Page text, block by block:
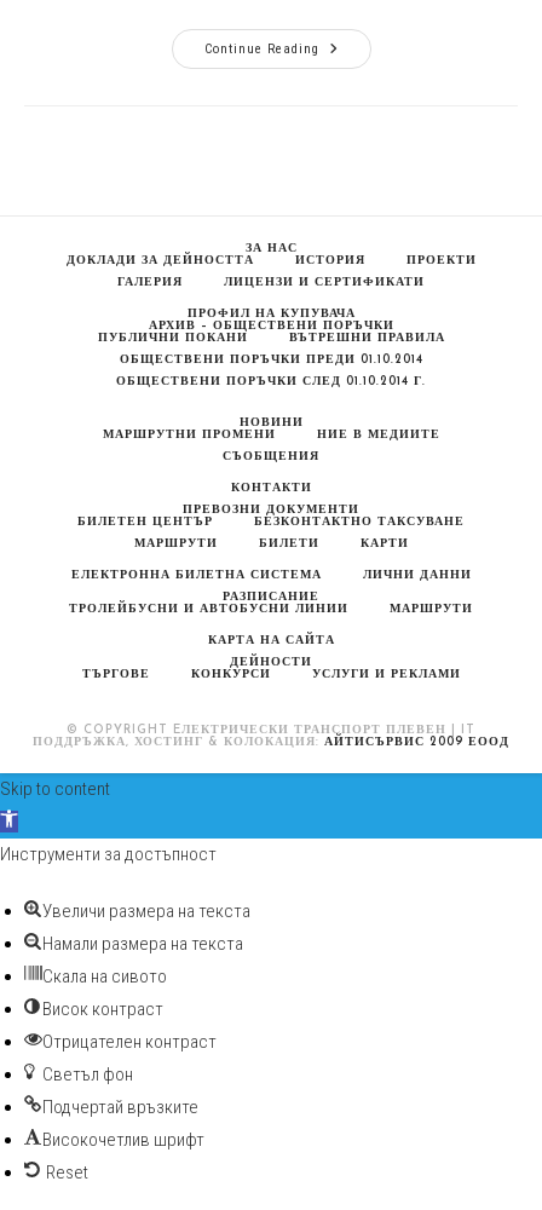
Continue Reading
Покупка
(доставка)
Група
ЗА НАС
ДОКЛАДИ ЗА ДЕЙНОСТТА
ИСТОРИЯ
ПРОЕКТИ
ГАЛЕРИЯ
ЛИЦЕНЗИ И СЕРТИФИКАТИ
ПРОФИЛ НА КУПУВАЧА
АРХИВ – ОБЩЕСТВЕНИ ПОРЪЧКИ
ПУБЛИЧНИ ПОКАНИ
ВЪТРЕШНИ ПРАВИЛА
ОБЩЕСТВЕНИ ПОРЪЧКИ ПРЕДИ 01.10.2014
ОБЩЕСТВЕНИ ПОРЪЧКИ СЛЕД 01.10.2014 Г.
НОВИНИ
МАРШРУТНИ ПРОМЕНИ
НИЕ В МЕДИИТЕ
СЪОБЩЕНИЯ
КОНТАКТИ
ПРЕВОЗНИ ДОКУМЕНТИ
БИЛЕТЕН ЦЕНТЪР
БЕЗКОНТАКТНО ТАКСУВАНЕ
МАРШРУТИ
БИЛЕТИ КАРТИ
ЕЛЕКТРОННА БИЛЕТНА СИСТЕМА
ЛИЧНИ ДАННИ
РАЗПИСАНИЕ
ТРОЛЕЙБУСНИ И АВТОБУСНИ ЛИНИИ
МАРШРУТИ
КАРТА НА САЙТА
ДЕЙНОСТИ
ТЪРГОВЕ
КОНКУРСИ УСЛУГИ И РЕКЛАМИ
© COPYRIGHT EЛЕКТРИЧЕСКИ ТРАНСПОРТ ПЛЕВЕН | IT
ПОДДРЪЖКА, ХОСТИНГ & КОЛОКАЦИЯ: АЙТИСЪРВИС 2009 ЕООД
Skip to content
Open toolbar
Инструменти за достъпност
Увеличи размера на текста
Намали размера на текста
Скала на сивото
Висок контраст
Отрицателен контраст
Светъл фон
Подчертай връзките
Високочетлив шрифт
Reset